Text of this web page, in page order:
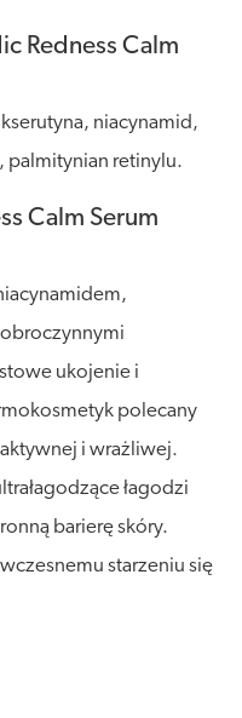
Redness Calm
niacynamid,
palmitynian retinylu.
Calm Serum
ukojenie i
polecany
i wrażliwej.
łagodzi
barierę skóry.
starzeniu się